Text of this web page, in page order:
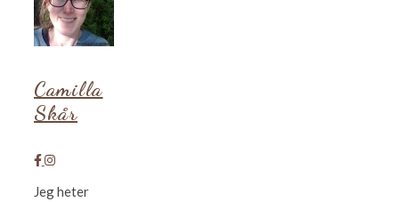
Camilla
Skår
Jeg heter